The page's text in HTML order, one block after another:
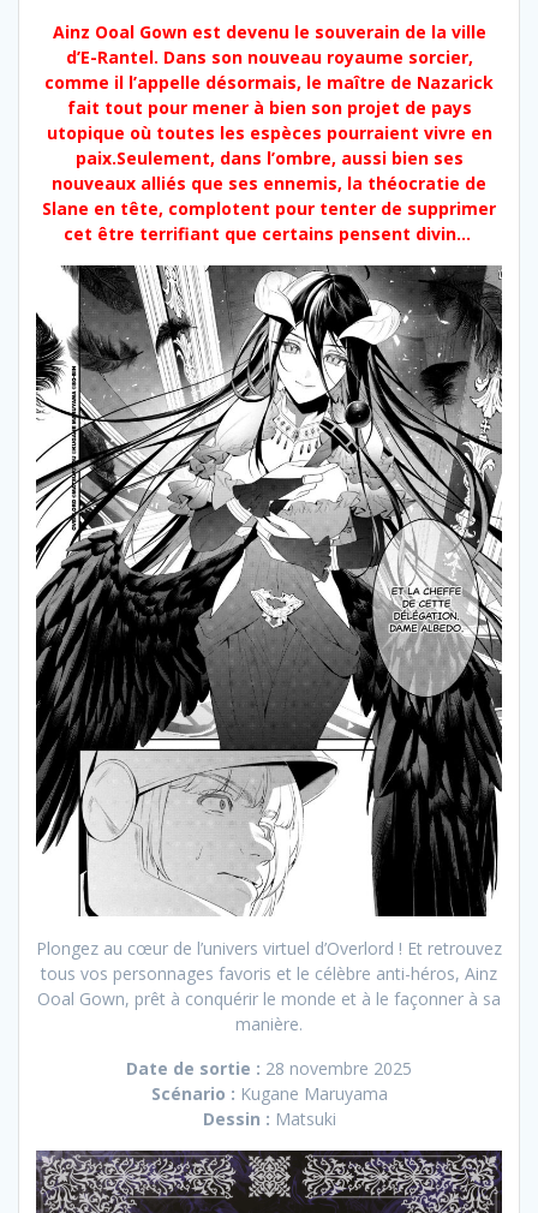
Ainz Ooal Gown est devenu le souverain de la ville
d’E-Rantel. Dans son nouveau royaume sorcier,
comme il l’appelle désormais, le maître de Nazarick
fait tout pour mener à bien son projet de pays
utopique où toutes les espèces pourraient vivre en
paix.Seulement, dans l’ombre, aussi bien ses
nouveaux alliés que ses ennemis, la théocratie de
Slane en tête, complotent pour tenter de supprimer
cet être terrifiant que certains pensent divin…
Plongez au cœur de l’univers virtuel d’Overlord ! Et retrouvez
tous vos personnages favoris et le célèbre anti-héros, Ainz
Ooal Gown, prêt à conquérir le monde et à le façonner à sa
manière.
Date de sortie : 28 novembre 2025
Scénario : Kugane Maruyama
Dessin : Matsuki